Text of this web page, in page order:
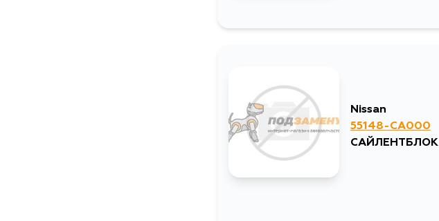
Nissan
55148-CA000
САЙЛЕНТБЛОК